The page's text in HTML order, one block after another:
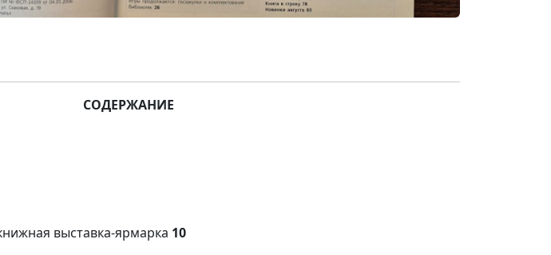
СОДЕРЖАНИЕ
выставка-ярмарка 10